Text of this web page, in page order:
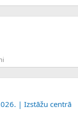
| Izstāžu centrā